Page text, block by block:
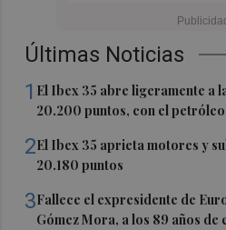
Últimas Noticias
1 El Ibex 35 abre ligeramente a
20.200 puntos, con el petróleo
2El Ibex 35 aprieta motores y
20.180 puntos
3Fallece el expresidente de
Gómez Mora, a los 89 años de